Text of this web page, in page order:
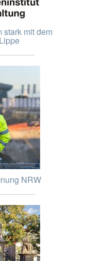
mit dem
NRW